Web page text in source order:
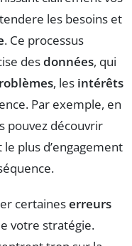
les besoins et
. Ce processus
desdonnées, qui
, les intérêts
Par exemple, en
pouvez découvrir
plus d’engagement
certaineserreurs
votre stratégie.